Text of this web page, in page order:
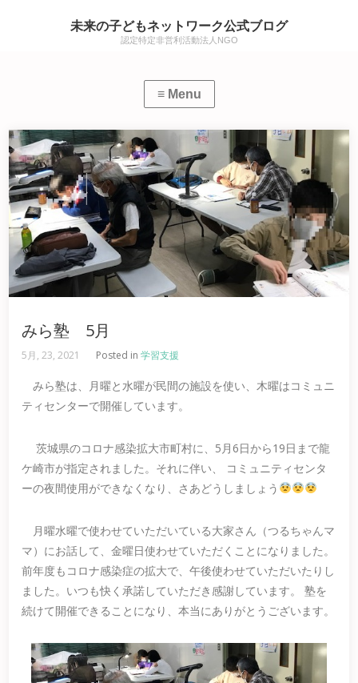
未来の子どもネットワーク公式ブログ
認定特定非営利活動法人NGO
みら塾 5月
5月, 23, 2021 Posted in学習支援
みら塾は、月曜と水曜が民間の施設を使い、木曜はコミュニ
ティセンターで開催しています。
茨城県のコロナ感染拡大市町村に、5月6日から19日まで龍
ケ崎市が指定されました。それに伴い、 コミュニティセンタ
ーの夜間使用ができなくなり、さあどうしましょう
月曜水曜で使わせていただいている大家さん（つるちゃんマ
マ）にお話して、金曜日使わせていただくことになりました。
前年度もコロナ感染症の拡大で、午後使わせていただいたりし
ました。いつも快く承諾していただき感謝しています。 塾を
続けて開催できることになり、本当にありがとうございます。